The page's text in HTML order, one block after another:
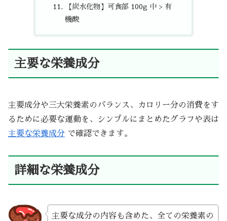
【炭水化物】可食部 100g 中 > 有
機酸
主要な栄養成分
主要成分や三大栄養素のバランス、カロリー分の消費をす
るために必要な運動を、シンプルにまとめたグラフや表は
主要な栄養成分 で確認できます。
詳細な栄養成分
主要な成分の内容も含めた、全ての栄養素の